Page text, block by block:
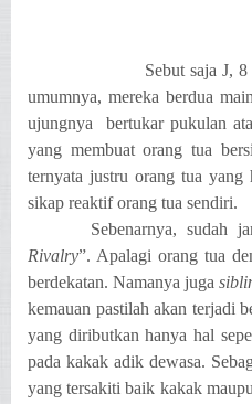
Sebut saja J,
umumnya, mereka berdua
ujungnya
bertukar pukulan
yang membuat orang tua
ternyata justru orang tua
sikap reaktif orang tua sendiri.
Sebenarnya, sudah
Rivalry”. Apalagi orang tua
berdekatan. Namanya juga
kemauan pastilah akan terjadi
yang diributkan hanya hal
pada kakak adik dewasa.
yang tersakiti baik kakak